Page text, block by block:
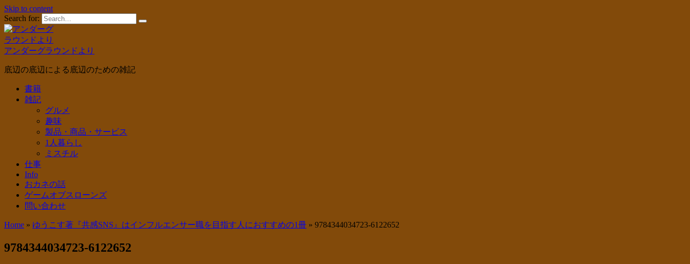
Skip to content
Search for:
アンダーグラウンドより
底辺の底辺による底辺のための雑記
書籍
雑記
グルメ
趣味
製品・商品・サービス
1人暮らし
ミスチル
仕事
Info
おカネの話
ゲームオブスローンズ
問い合わせ
Home » ゆうこす著『共感SNS』はインフルエンサー職を目指す人におすすめの1冊 » 9784344034723-6122652
9784344034723-6122652